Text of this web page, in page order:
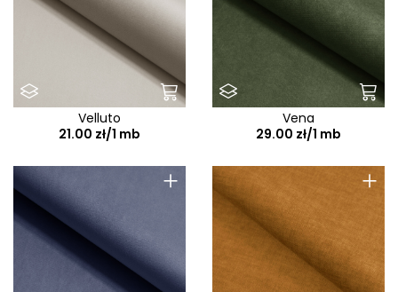
Velluto
21.00 zł/1 mb
Vena
29.00 zł/1 mb
+ +